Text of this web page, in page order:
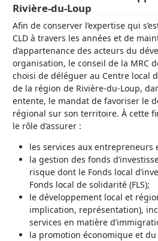
Rivière-du-Loup
Afin de conserver l’expertise qui
CLD à travers les années et de
d’appartenance des acteurs du
organisation, le conseil de la MRC
choisi de déléguer au Centre local
de la région de Rivière-du-Loup,
entente, le mandat de favoriser le
régional sur son territoire. À cette
le rôle d’assurer :
les services aux entrepreneurs
la gestion des fonds
risque dont le Fonds local
Fonds local de solidarité (FLS);
le développement local et
implication, représentation),
services en matière
la promotion économique et